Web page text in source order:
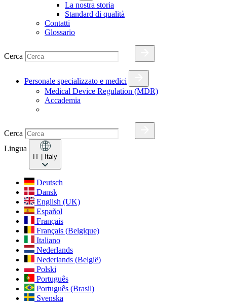
La nostra storia
Standard di qualità
Contatti
Glossario
Cerca
Personale specializzato e medici
Medical Device Regulation (MDR)
Accademia
Cerca
Lingua
IT | Italy
Deutsch
Dansk
English (UK)
Español
Français
Français (Belgique)
Italiano
Nederlands
Nederlands (België)
Polski
Português
Português (Brasil)
Svenska